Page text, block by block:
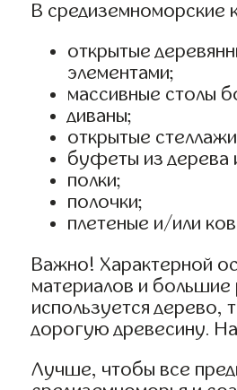
В средиземноморские
открытые
элементами;
массивные столы
диваны;
открытые
буфеты из дерева
полки;
полочки;
плетеные и/или
Важно! Характерной
материалов и большие
используется дерево,
дорогую древесину.
Лучше, чтобы все